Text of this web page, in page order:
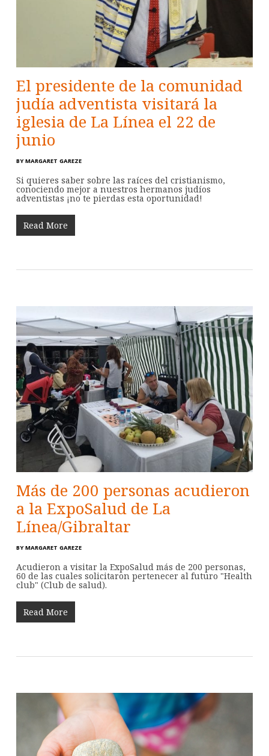
El presidente de la comunidad
judía adventista visitará la
iglesia de La Línea el 22 de
junio
BY MARGARET GAREZE
Si quieres saber sobre las raíces del cristianismo,
conociendo mejor a nuestros hermanos judíos
adventistas ¡no te pierdas esta oportunidad!
Read More
Más de 200 personas acudieron
a la ExpoSalud de La
Línea/Gibraltar
BY MARGARET GAREZE
Acudieron a visitar la ExpoSalud más de 200 personas,
60 de las cuales solicitaron pertenecer al futuro "Health
club" (Club de salud).
Read More